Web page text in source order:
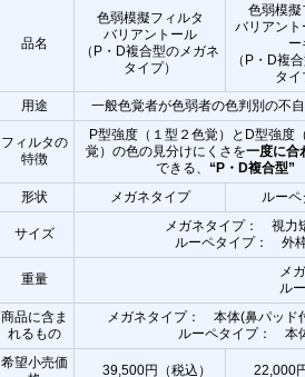
品名
色弱模擬フィルタ
バリアントール
（P・D複合型のメガネ
タイプ）
色弱模擬
バリアン
ー
（P・D複
タイ
用途
一般色覚者が色弱者の色判別の不
フィルタの
特徴
P型強度（１型２色覚）とD型強度
覚）の色の見分けにくさを一度に合
できる、 “P・D複合型”
形状
メガネタイプ ルー
サイズ
メガネタイプ： 視力
ルーペタイプ： 外
重量
メ
ル
商品に含ま
れるもの
メガネタイプ： 本体(鼻パッド
ルーペタイプ： 本
希望小売価
39,500円（税込） 22,000